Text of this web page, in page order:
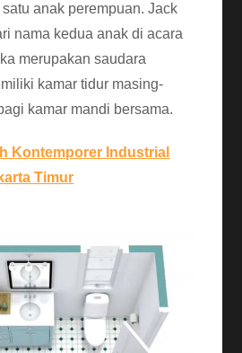
anak perempuan. Jack
nama kedua anak di acara
merupakan saudara
kamar tidur masing-
kamar mandi bersama.
Kontemporer Industrial
Timur